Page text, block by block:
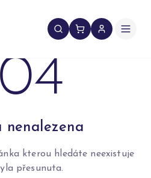
nenalezena
kterou hledáte neexistuje
přesunuta.